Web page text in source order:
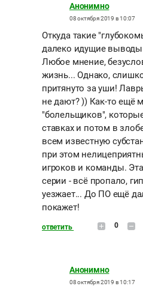
Анонимно
08 октября 2019 в 10:07
Откуда такие
далеко идущие выводы
Любое мнение,
жизнь... Однако,
притянуто за уши!
не дают? )) Как-то ещё
"болельщиков",
ставках и потом в
всем известную
при этом
игроков и команды.
серии - всё пропало,
уезжает... До ПО ещё
покажет!
ответить 0
Анонимно
08 октября 2019 в 10:17